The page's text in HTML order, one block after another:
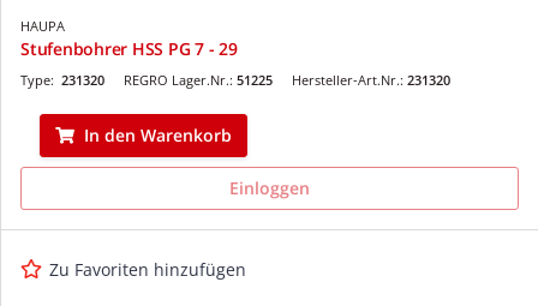
HAUPA
Stufenbohrer HSS PG 7 - 29
REGRO Lager.Nr.: 51225
Type: 231320 Hersteller-Art.Nr.: 231320
In den Warenkorb
Einloggen
Zu Favoriten hinzufügen